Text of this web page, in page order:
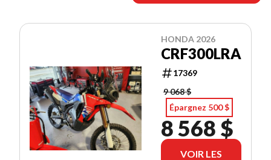
HONDA 2026
CRF300LRA
17369
9 068 $
Épargnez 500 $
8 568 $
VOIR LES